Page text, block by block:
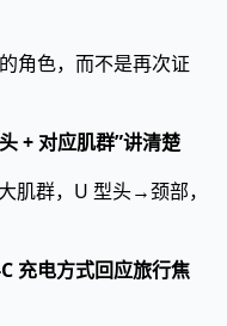
角色，而不是再次证
+ 对应肌群”讲清楚
肌群，U 型头→颈部，
充电方式回应旅行焦